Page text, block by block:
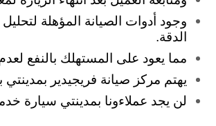
وجود أدوات الصيانة المؤهلة
الدقة.
مما يعود على المستهلك بالنفع
يهتم مركز صيانة فريجيدير
لن يجد عملاءونا بمدينتي سيارة